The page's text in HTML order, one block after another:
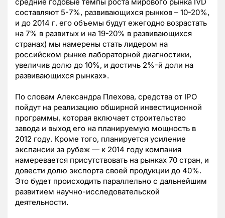
средние годовые темпы роста мирового рынка IVD
составляют 5-7%, развивающихся рынков – 10-20%,
и до 2014 г. его объемы будут ежегодно возрастать
на 7% в развитых и на 19-20% в развивающихся
странах) мы намерены стать лидером на
российском рынке лабораторной диагностики,
увеличив долю до 10%, и достичь 2%-й доли на
развивающихся рынках».
По словам Александра Плехова, средства от IPO
пойдут на реализацию обширной инвестиционной
программы, которая включает строительство
завода и выход его на планируемую мощность в
2012 году. Кроме того, планируется усиление
экспансии за рубеж — к 2014 году компания
намеревается присутствовать на рынках 70 стран, и
довести долю экспорта своей продукции до 40%.
Это будет происходить параллельно с дальнейшим
развитием научно-исследовательской
деятельности.